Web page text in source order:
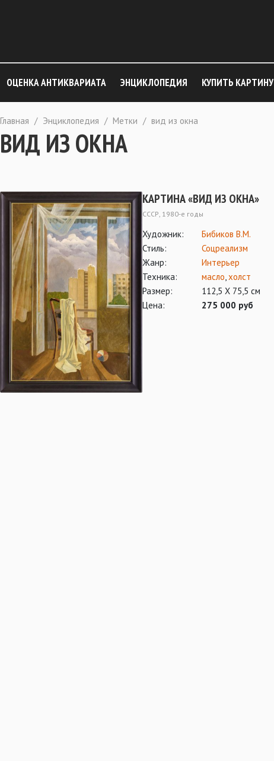
ОЦЕНКА АНТИКВАРИАТА ЭНЦИКЛОПЕДИЯ КУПИТЬ КАРТИНУ
Главная / Энциклопедия / Метки / вид из окна
ВИД ИЗ ОКНА
КАРТИНА «ВИД ИЗ ОКНА»
СССР, 1980-е годы
Художник:
Бибиков В.М.
Стиль:
Соцреализм
Жанр:
Интерьер
Техника:
масло,холст
Размер:
112,5 Х 75,5 см
Цена:
275 000 руб